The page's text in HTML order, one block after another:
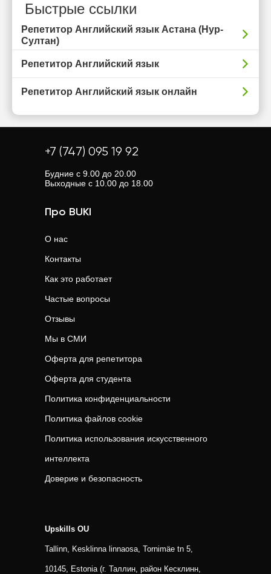
Быстрые ссылки
Репетитор Английский язык Астана (Нур-
Султан)
Репетитор Английский язык
Репетитор Английский язык онлайн
+7 (747) 095 19 92
Будние с 9.00 до 20.00
Выходные с 10.00 до 18.00
Про BUKI
О нас
Контакты
Как это работает
Частые вопросы
Отзывы
Мы в СМИ
Оферта для репетитора
Оферта для студента
Политика конфиденциальности
Политика файлов cookie
Политика использования искусственного
интеллекта
Доверие и безопасность
Upskills OU
Tallinn, Kesklinna linnaosa, Tornimäe tn 5,
10145, Estonia (г. Таллин, район Кесклинн,